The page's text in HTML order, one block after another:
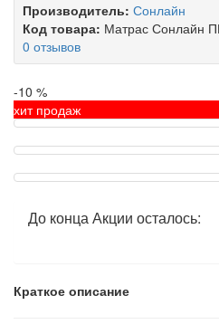
Производитель: Сонлайн
Код товара: Матрас Сонлайн
0 отзывов
-10 %
хит продаж
До конца Акции осталось:
Краткое описание